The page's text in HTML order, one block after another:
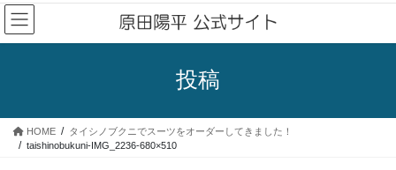
コ
ン
テ
ス
ナ
ビ
ゲ
ン
投稿
HOME
タイシノブクニでスーツをオーダーしてきました！
taishinobukuni-IMG_2236-680×510